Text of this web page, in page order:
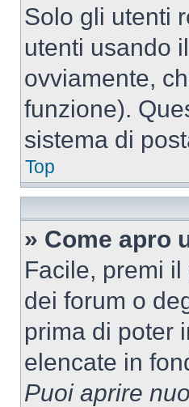
Solo gli utenti
utenti usando
ovviamente,
funzione).
sistema di
Top
» Come apro
Facile, premi
dei forum o
prima di poter
elencate in
Puoi aprire